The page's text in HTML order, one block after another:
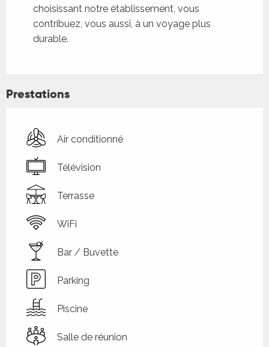
choisissant notre établissement, vous
contribuez, vous aussi, à un voyage plus
durable.
Prestations
Air conditionné
Télévision
Terrasse
WiFi
Bar / Buvette
Parking
Piscine
Salle de réunion